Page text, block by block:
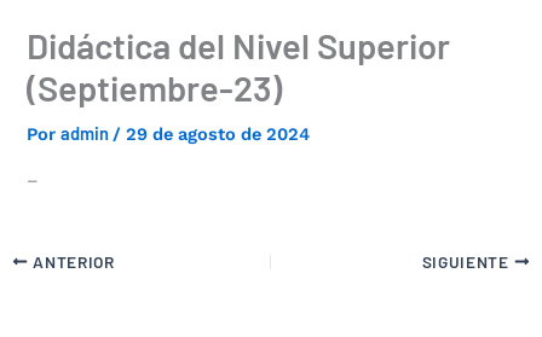
Didáctica del Nivel Superior
(Septiembre-23)
Poradmin /29 de agosto de 2024
–
ANTERIOR SIGUIENTE